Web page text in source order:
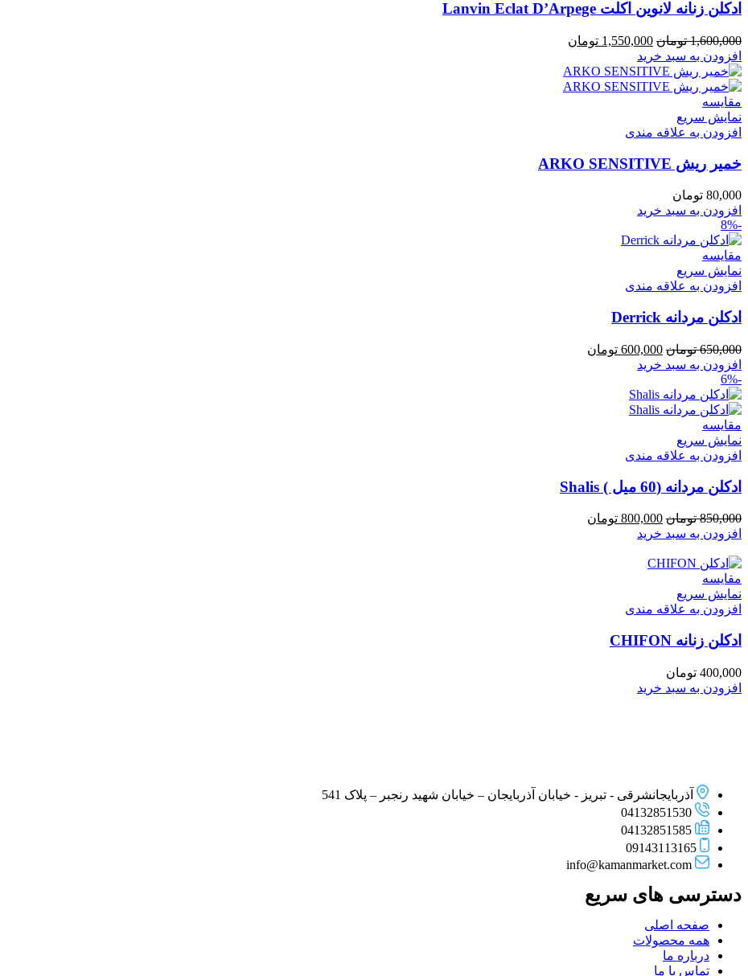
ادکلن زنانه لانوین اکلت Lanvin Eclat D’Arpege
1,600,000 تومان قیمت
اصلی
1,600,000 تومان
بود.
1,550,000 تومان
است.
افزودن به سبد خرید
مقايسه
نمایش سریع
افزودن به علاقه مندی
خمير ريش ARKO SENSITIVE
80,000 تومان
افزودن به سبد خرید
-8%
مقايسه
نمایش سریع
افزودن به علاقه مندی
ادكلن مردانه Derrick
650,000 تومان قیمت
اصلی
بود.
600,000 تومان
افزودن به سبد خرید
-6%
مقايسه
نمایش سریع
افزودن به علاقه مندی
ادكلن مردانه (60 میل ) Shalis
850,000 تومان قیمت
اصلی
بود.
800,000 تومان
افزودن به سبد خرید
مقايسه
نمایش سریع
افزودن به علاقه مندی
ادكلن زنانه CHIFON
400,000 تومان
افزودن به سبد خرید
آذربایجانشرقی - تبریز - خیابان آذربایجان – خیابان شهید رنجبر – پلاک 541
04132851530
04132851585
09143113165
info@kamanmarket.com
دسترسی های سریع
صفحه اصلی
همه محصولات
درباره ما
تماس با ما